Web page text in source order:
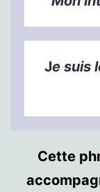
Je suis
Cette